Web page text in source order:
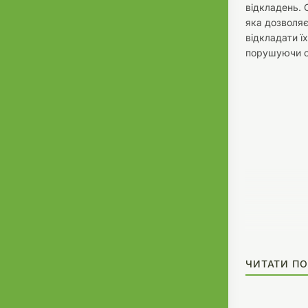
яка
відкладати
порушуючи
ЧИТАТИ